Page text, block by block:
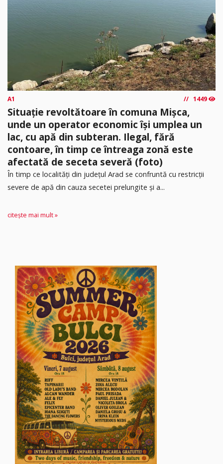
A1 1449
Situație revoltătoare în comuna Mișca,
unde un operator economic își umplea un
lac, cu apă din subteran. Ilegal, fără
contoare, în timp ce întreaga zonă este
afectată de seceta severă (foto)
În timp ce localități din județul Arad se confruntă cu restricții
severe de apă din cauza secetei prelungite și a...
citește mai mult »